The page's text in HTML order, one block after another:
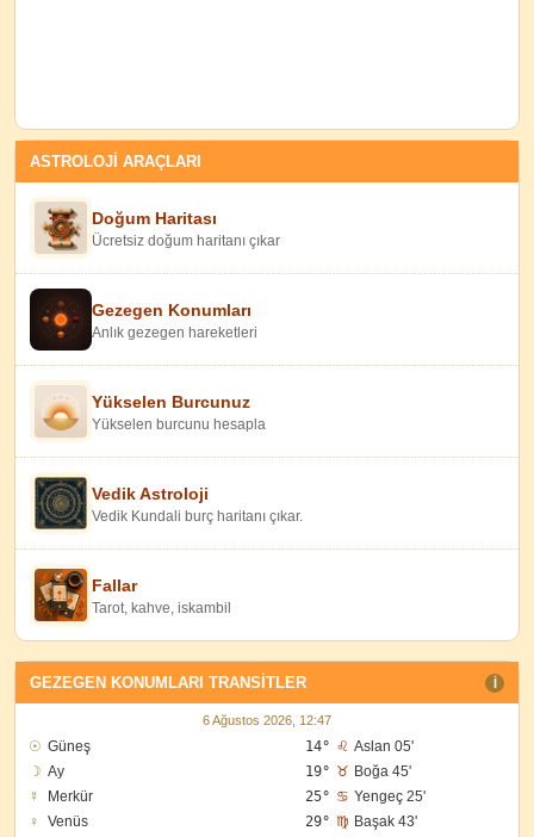
ASTROLOJİ ARAÇLARI
Doğum Haritası
Ücretsiz doğum haritanı çıkar
Gezegen Konumları
Anlık gezegen hareketleri
Yükselen Burcunuz
Yükselen burcunu hesapla
Vedik Astroloji
Vedik Kundali burç haritanı çıkar.
Fallar
Tarot, kahve, iskambil
GEZEGEN KONUMLARI TRANSITLER I
6 Ağustos 2026, 12:47
☉ Güneş 14° ♌ Aslan 05'
☽ Ay 19° ♉ Boğa 45'
☿
Merkür 25° ♋ Yengeç 25'
♀
Venüs 29° ♍ Başak 43'